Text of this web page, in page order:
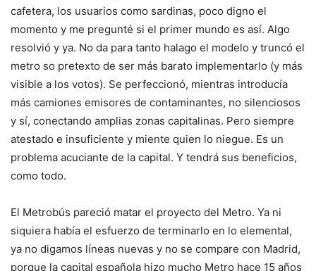
cafetera, los usuarios como sardinas, poco digno el
momento y me pregunté si el primer mundo es así. Algo
resolvió y ya. No da para tanto halago el modelo y truncó el
metro so pretexto de ser más barato implementarlo (y más
visible a los votos). Se perfeccionó, mientras introducía
más camiones emisores de contaminantes, no silenciosos
y sí, conectando amplias zonas capitalinas. Pero siempre
atestado e insuficiente y miente quien lo niegue. Es un
problema acuciante de la capital. Y tendrá sus beneficios,
como todo.
El Metrobús pareció matar el proyecto del Metro. Ya ni
siquiera había el esfuerzo de terminarlo en lo elemental,
ya no digamos líneas nuevas y no se compare con Madrid,
porque la capital española hizo mucho Metro hace 15 años